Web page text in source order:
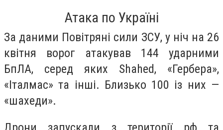
Атака по Україні
За даними Повітряні сили ЗСУ, у ніч на 26
квітня ворог атакував 144 ударними
БпЛА, серед яких Shahed, «Гербера»,
«Італмас» та інші. Близько 100 із них —
«шахеди».